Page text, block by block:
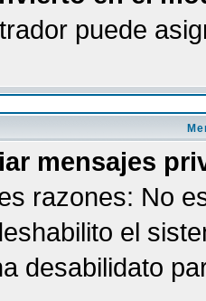
puede
mensajes
razones: No
el
desabilidato